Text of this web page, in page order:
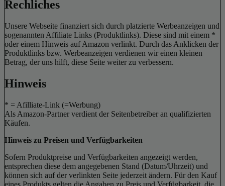
Rechliches
Unsere Webseite finanziert sich durch platzierte Werbeanzeigen und
sogenannten Affiliate Links (Produktlinks). Diese sind mit einem *
oder einem Hinweis auf Amazon verlinkt. Durch das Anklicken der
Produktlinks bzw. Werbeanzeigen verdienen wir einen kleinen
Betrag, der uns hilft, diese Seite weiter zu verbessern.
Hinweis
* = Afilliate-Link (=Werbung)
Als Amazon-Partner verdient der Seitenbetreiber an qualifizierten
Käufen.
Hinweis zu Preisen und Verfügbarkeiten
Sofern Produktpreise und Verfügbarkeiten angezeigt werden,
entsprechen diese dem angegebenen Stand (Datum/Uhrzeit) und
können sich auf der verlinkten Seite jederzeit ändern. Für den Kauf
eines Produkts gelten die Angaben zu Preis und Verfügbarkeit, die